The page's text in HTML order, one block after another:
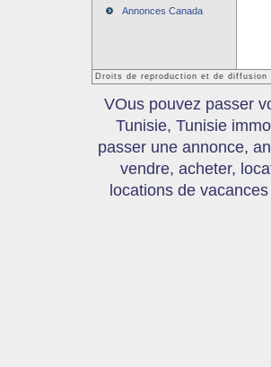
Annonces Canada
Droits de reproduction et de
VOus pouvez passer
Tunisie, Tunisie
passer une annonce,
vendre, acheter,
locations de